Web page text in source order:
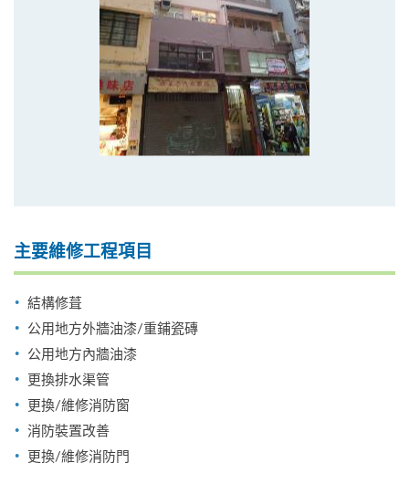
主要維修工程項目
結構修葺
公用地方外牆油漆/重鋪瓷磚
公用地方內牆油漆
更換排水渠管
更換/維修消防窗
消防裝置改善
更換/維修消防門